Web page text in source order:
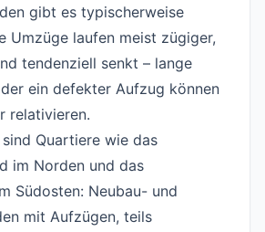
gibt es typischerweise
Umzüge laufen meist zügiger,
tendenziell senkt – lange
ein defekter Aufzug können
relativieren.
Quartiere wie das
im Norden und das
Südosten: Neubau- und
mit Aufzügen, teils